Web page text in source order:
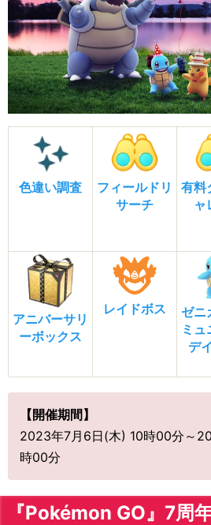
色違い調査
フィールドリ
サーチ
有料
ャ
アニバーサリ
ーボックス
レイドボス
ゼニ
ミュ
デ
【開催期間】
2023年7月6日(木) 10時00分～
時00分
『Pokémon GO』7周